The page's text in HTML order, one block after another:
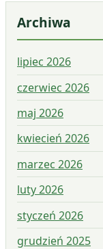
Archiwa
lipiec 2026
czerwiec 2026
maj 2026
kwiecień 2026
marzec 2026
luty 2026
styczeń 2026
grudzień 2025